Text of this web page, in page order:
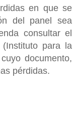
en que se
del panel sea
consultar el
para la
documento,
pérdidas.